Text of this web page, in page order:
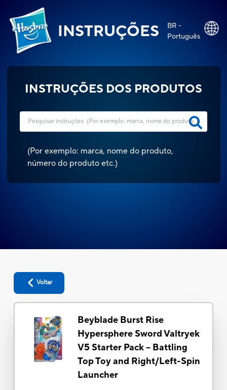
INSTRUÇÕES
BR -
Português
INSTRUÇÕES DOS PRODUTOS
(Por exemplo: marca, nome do produto,
número do produto etc.)
Voltar
Beyblade Burst Rise
Hypersphere Sword Valtryek
V5 Starter Pack -- Battling
Top Toy and Right/Left-Spin
Launcher